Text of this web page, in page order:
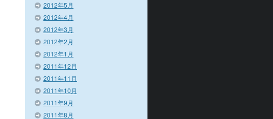
2012年5月
2012年4月
2012年3月
2012年2月
2012年1月
2011年12月
2011年11月
2011年10月
2011年9月
2011年8月